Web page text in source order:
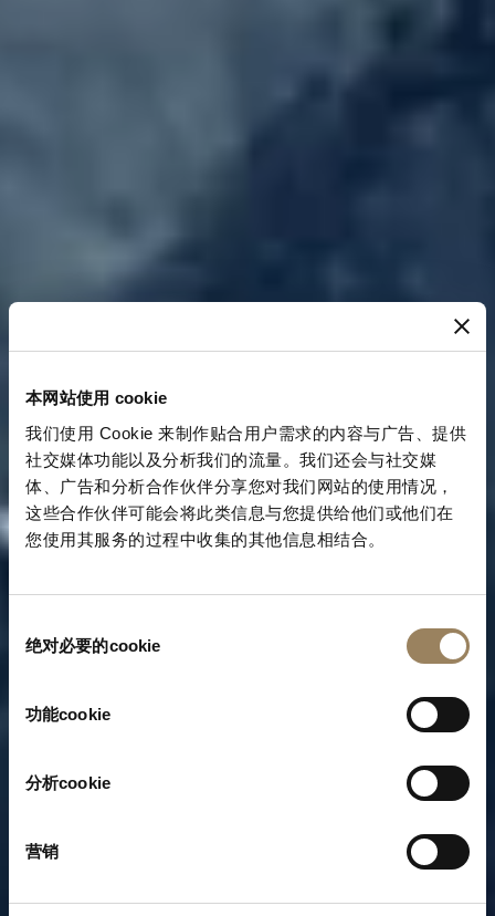
本网站使用 cookie
我们使用 Cookie 来制作贴合用户需求的内容与广告、提供
社交媒体功能以及分析我们的流量。我们还会与社交媒
体、广告和分析合作伙伴分享您对我们网站的使用情况，
这些合作伙伴可能会将此类信息与您提供给他们或他们在
您使用其服务的过程中收集的其他信息相结合。
绝对必要的cookie
功能cookie
分析cookie
营销